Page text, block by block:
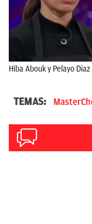
Hiba Abouk y Pelayo
TEMAS: